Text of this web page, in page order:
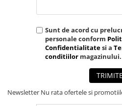
Sunt de acord cu
personale conform
Confidentialitatesi a
conditiilor magazinului.
TRIMITE
Newsletter Nu rata ofertele si